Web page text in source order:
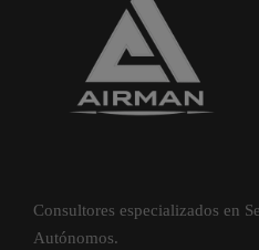
Consultores especializados en
Autónomos.